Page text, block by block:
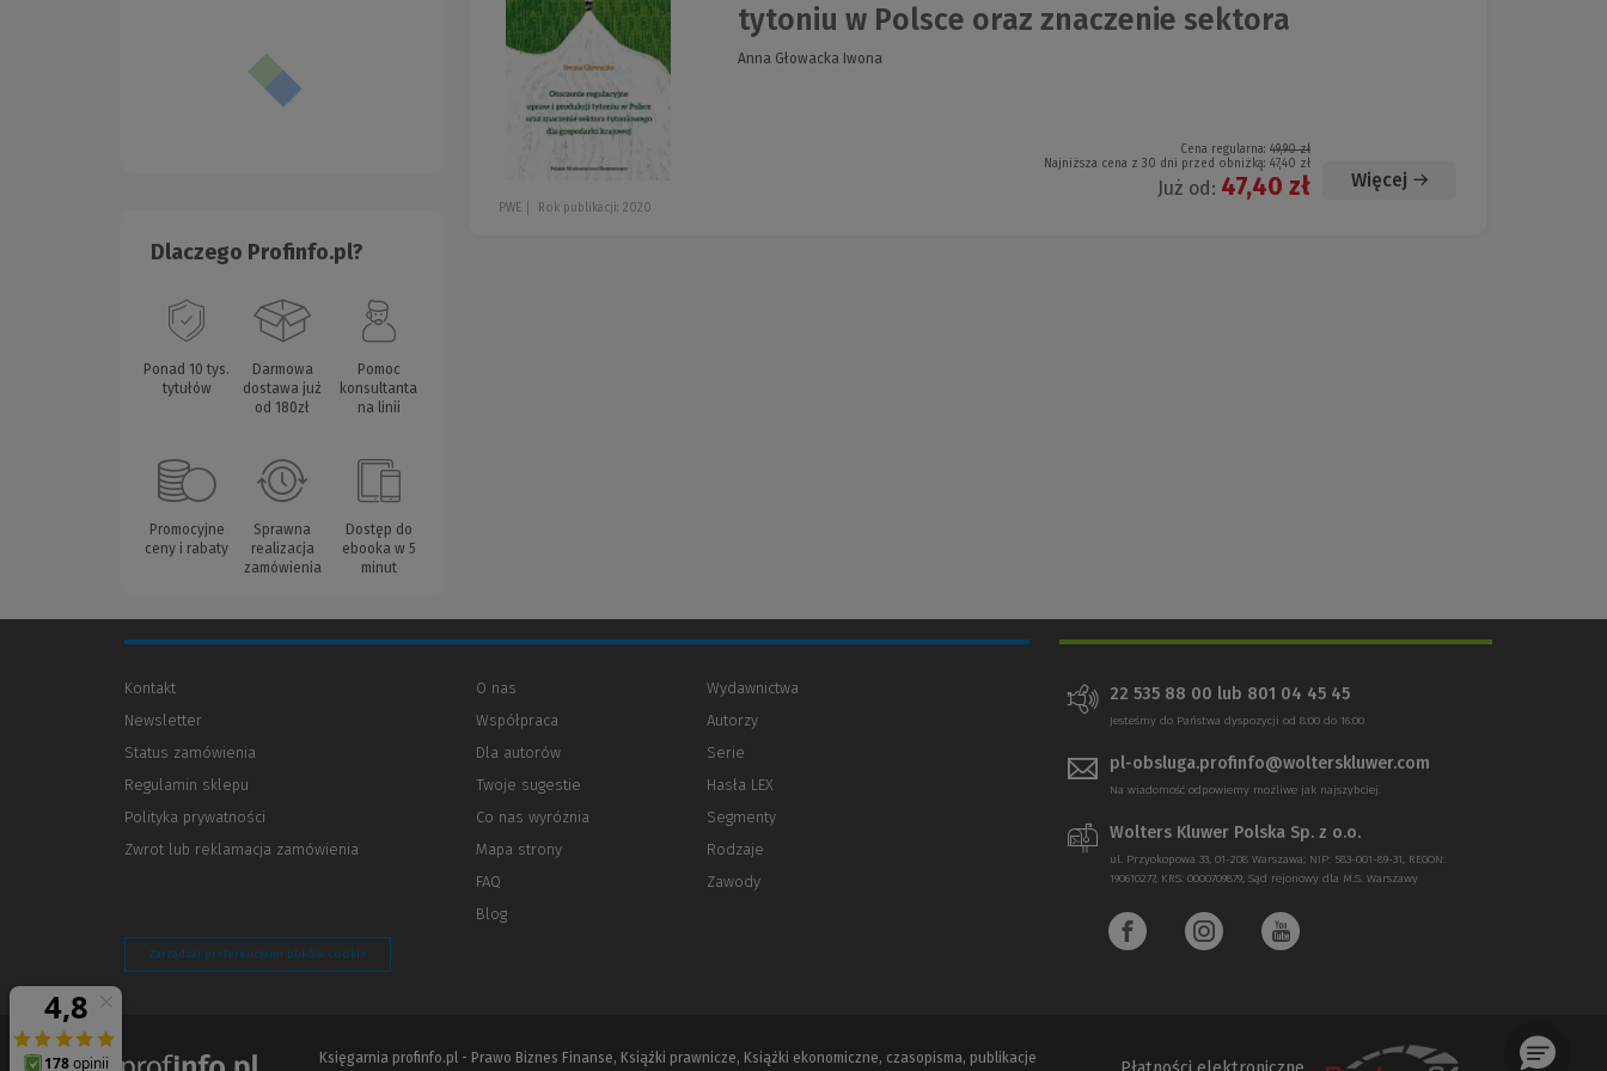
Dlaczego Profinfo.pl?
Ponad 10 tys.
tytułów
Darmowa
dostawa już
od 180zł
Pomoc
konsultanta
na linii
Promocyjne
ceny i rabaty
Sprawna
realizacja
zamówienia
Dostęp do
ebooka w 5
minut
tytoniu w Polsce oraz znaczenie sektora
Anna Głowacka Iwona
Cena regularna: 49,90 zł
Najniższa cena z 30 dni przed obniżką: 47,40 zł
Już od: 47,40 zł Więcej
PWE Rok publikacji: 2020
Kontakt
Newsletter
Status zamówienia
Regulamin sklepu
Polityka prywatności
innej
Zwrot lub reklamacja zamówienia
O nas
Współpraca
Dla autorów
innej
strony)
Twoje sugestie
Co nas wyróżnia
Mapa strony
FAQ
Blog
Wydawnictwa
Autorzy
Serie
Hasła LEX
Segmenty
Rodzaje
Zawody
Zarządzaj preferencjami plików cookie
22 535 88 00 lub 801 04 45 45
Jesteśmy do Państwa dyspozycji od 8:00 do 16:00
pl-obsluga.profinfo@wolterskluwer.com
Na wiadomość odpowiemy możliwe jak najszybciej.
Wolters Kluwer Polska Sp. z o.o.
ul. Przyokopowa 33, 01-208 Warszawa; NIP: 583-001-89-31, REGON:
190610277, KRS: 0000709879, Sąd rejonowy dla M.S. Warszawy
Księgarnia profinfo.pl - Prawo Biznes Finanse, Książki prawnicze, Książki ekonomiczne, czasopisma, publikacje